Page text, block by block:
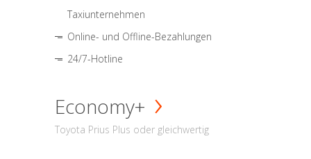
Taxiunternehmen
Online- und Offline-Bezahlungen
24/7-Hotline
Economy+
Toyota Prius Plus oder gleichwertig